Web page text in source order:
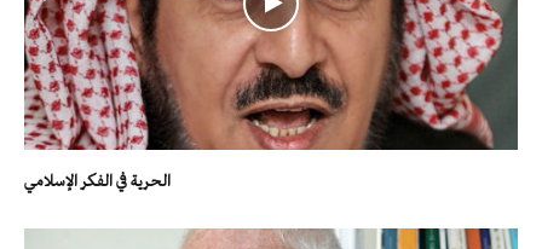
الحرية في الفكر الإسلامي